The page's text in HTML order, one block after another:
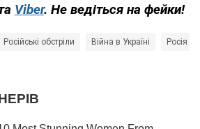
Viber. Не ведіться на фейки!
Російські обстріли Війна в Україні Росія -